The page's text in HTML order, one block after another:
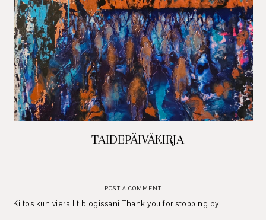
TAIDEPÄIVÄKIRJA
POST A COMMENT
Kiitos kun vierailit blogissani.Thank you for stopping by!